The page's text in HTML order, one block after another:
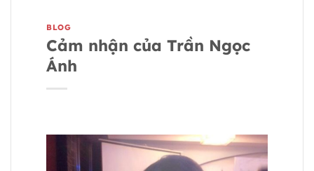
BLOG
Cảm nhận của Trần Ngọc
Ánh